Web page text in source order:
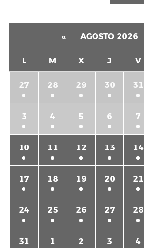
« AGOSTO 2026
L M X J V
27 28 29 30 31
3 4 5 6 7
10 11 12 13 14
17 18 19 20 21
24 25 26 27 28
31 1 2 3 4